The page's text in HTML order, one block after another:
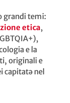
grandi temi:
etica,
e la
originali e
capitatə nel